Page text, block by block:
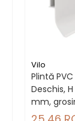
Vilo
Plintă
Deschis,
mm,